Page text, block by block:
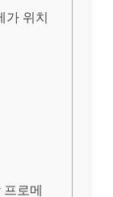
가 위치
로메